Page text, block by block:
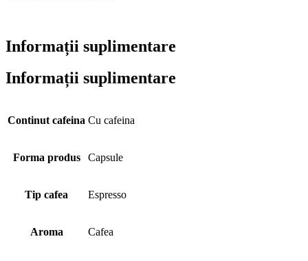
Informații suplimentare
Informații suplimentare
Continut cafeina Cu cafeina
Forma produs Capsule
Tip cafea Espresso
Aroma Cafea